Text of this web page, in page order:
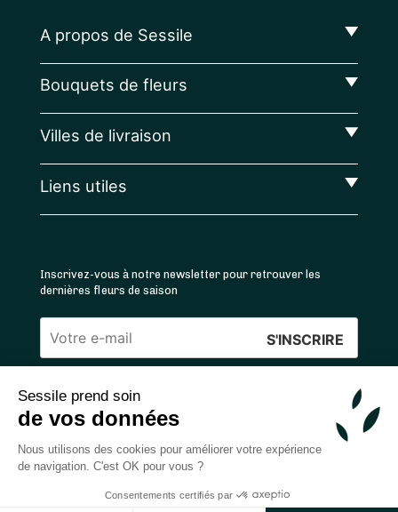
Sessile prend soin
de vos données
Nous utilisons des cookies pour améliorer votre expérience
de navigation. C'est OK pour vous ?
Consentements certifiés par
Ajouter au panier
A propos de Sessile
Bouquets de fleurs
Villes de livraison
Liens utiles
Inscrivez-vous à notre newsletter pour retrouver les
dernières fleurs de saison
Veuillez
ce
champ
4.4 /5 ⭐ | 120 000+ bouquets livrés |
Achats 100% sécurisés
2026 — © Sessile SAS